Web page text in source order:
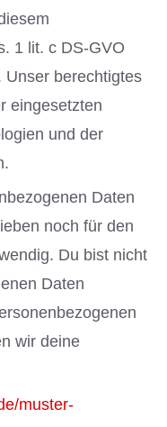
1 lit. c DS-GVO
Unser berechtigtes
eingesetzten
und der
Daten
noch für den
Du bist nicht
Daten
wir deine
muster-